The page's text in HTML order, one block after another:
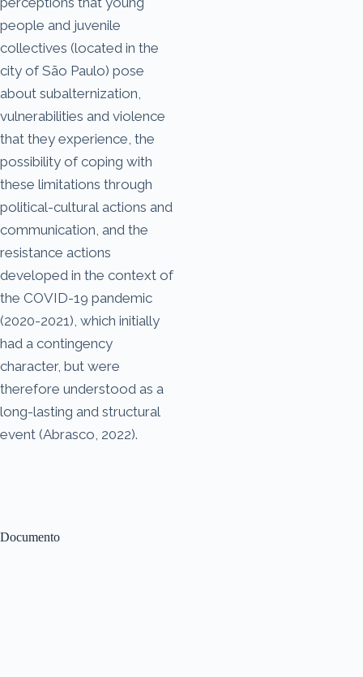
Documento
people and juvenile
collectives (located in the
city of São Paulo) pose
about subalternization,
vulnerabilities and violence
that they experience, the
possibility of coping with
these limitations through
political-cultural actions and
communication, and the
resistance actions
developed in the context of
the COVID-19 pandemic
(2020-2021), which initially
had a contingency
character, but were
therefore understood as a
long-lasting and structural
event (Abrasco, 2022).